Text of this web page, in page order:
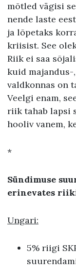
mõtled vägisi
nende laste
ja lõpetaks
kriisist. See
Riik ei saa
kuid
valdkonnas on
Veelgi enam,
riik tahab lapsi
hooliv vanem,
*
Sündimuse
erinevates
Ungari:
5% riigi